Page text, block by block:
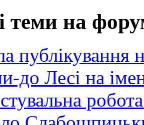
теми на
публікування
до Лесі на